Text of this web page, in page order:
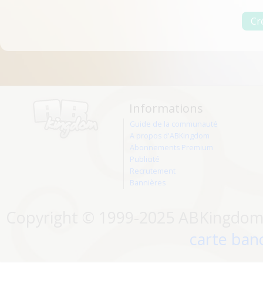
Informations
Guide de la communauté
A propos d'ABKingdom
Abonnements Premium
Publicité
Recrutement
Bannières
carte